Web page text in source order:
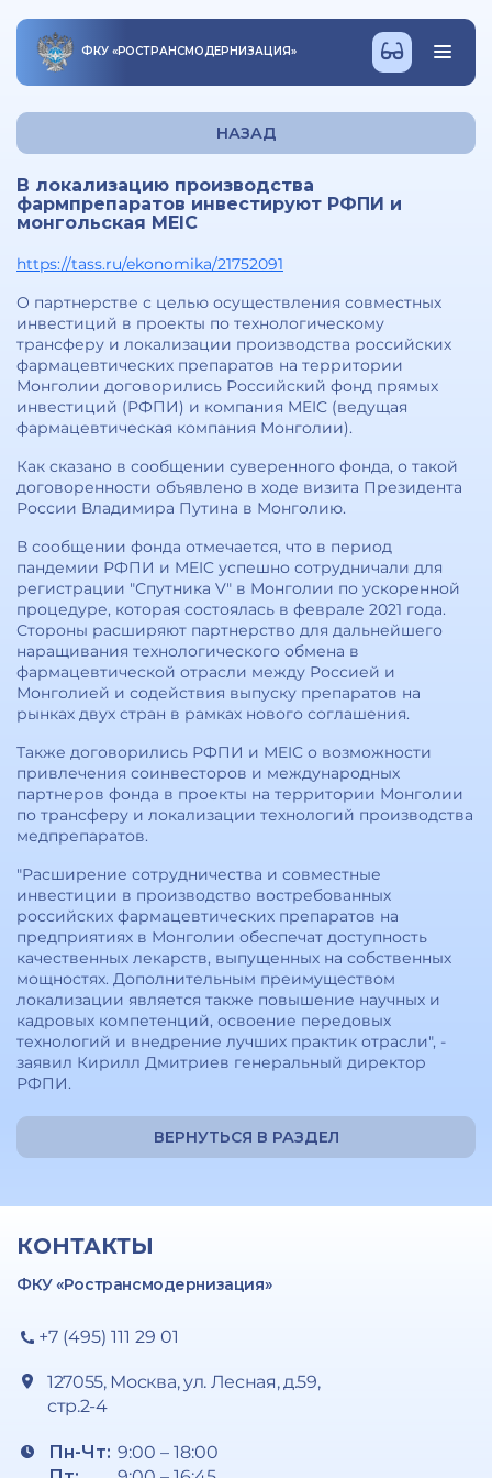
ФКУ «РОСТРАНСМОДЕРНИЗАЦИЯ»
НАЗАД
В локализацию производства
фармпрепаратов инвестируют РФПИ и
монгольская MEIC
https://tass.ru/ekonomika/21752091
О партнерстве с целью осуществления совместных
инвестиций в проекты по технологическому
трансферу и локализации производства российских
фармацевтических препаратов на территории
Монголии договорились Российский фонд прямых
инвестиций (РФПИ) и компания MEIC (ведущая
фармацевтическая компания Монголии).
Как сказано в сообщении суверенного фонда, о такой
договоренности объявлено в ходе визита Президента
России Владимира Путина в Монголию.
В сообщении фонда отмечается, что в период
пандемии РФПИ и MEIC успешно сотрудничали для
регистрации "Спутника V" в Монголии по ускоренной
процедуре, которая состоялась в феврале 2021 года.
Стороны расширяют партнерство для дальнейшего
наращивания технологического обмена в
фармацевтической отрасли между Россией и
Монголией и содействия выпуску препаратов на
рынках двух стран в рамках нового соглашения.
Также договорились РФПИ и MEIC о возможности
привлечения соинвесторов и международных
партнеров фонда в проекты на территории Монголии
по трансферу и локализации технологий производства
медпрепаратов.
"Расширение сотрудничества и совместные
инвестиции в производство востребованных
российских фармацевтических препаратов на
предприятиях в Монголии обеспечат доступность
качественных лекарств, выпущенных на собственных
мощностях. Дополнительным преимуществом
локализации является также повышение научных и
кадровых компетенций, освоение передовых
технологий и внедрение лучших практик отрасли", -
заявил Кирилл Дмитриев генеральный директор
РФПИ.
ВЕРНУТЬСЯ В РАЗДЕЛ
КОНТАКТЫ
ФКУ «Ространсмодернизация»
+7 (495) 111 29 01
127055, Москва, ул. Лесная, д.59,
стр.2-4
Пн-Чт: 9:00 – 18:00